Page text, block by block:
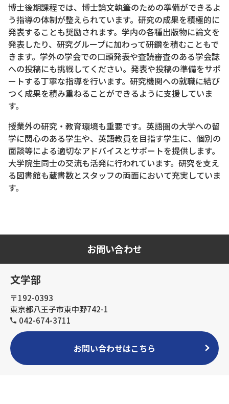
博士後期課程では、博士論文執筆のための準備ができるよ
う指導の体制が整えられています。研究の成果を積極的に
発表することも奨励されます。学内の各種出版物に論文を
発表したり、研究グループに加わって研鑽を積むこともで
きます。学外の学会での口頭発表や査読審査のある学会誌
への投稿にも挑戦してください。発表や投稿の準備をサポ
ートする丁寧な指導を行います。研究機関への就職に結び
つく成果を積み重ねることができるように支援していま
す。
授業外の研究・教育環境も重要です。英語圏の大学への留
学に関心のある学生や、英語教員を目指す学生に、個別の
面談等による適切なアドバイスとサポートを提供します。
大学院生同士の交流も活発に行われています。研究を支え
る図書館も蔵書数とスタッフの両面において充実していま
す。
お問い合わせ
文学部
〒192-0393
東京都八王子市東中野742-1
042-674-3711
お問い合わせはこちら